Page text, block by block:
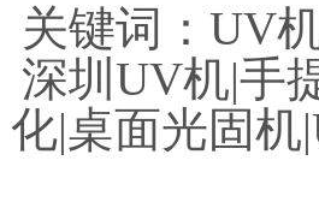
关键词：UV
深圳UV机|手
化|桌面光固机